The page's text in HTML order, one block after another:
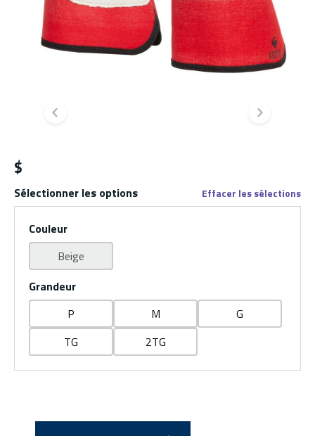
Diapositive précédente
$
Sélectionner les options Effacer les sélections
Couleur
Beige
Grandeur
P
M
G
TG
2TG